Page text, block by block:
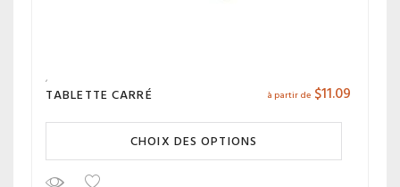
TABLETTE CARRÉ à partir de $11.09
CHOIX DES OPTIONS